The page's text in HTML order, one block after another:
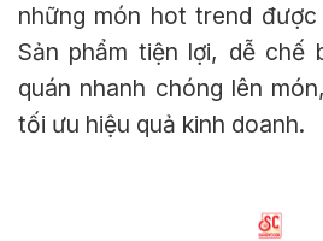
những món hot trend
Sản phẩm tiện lợi, dễ chế
quán nhanh chóng lên
tối ưu hiệu quả kinh doanh.